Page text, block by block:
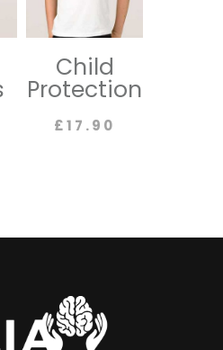
Child
Protection
£17.90